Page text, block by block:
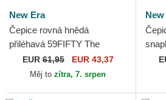
New Era
Čepice rovná hnědá
přiléhavá 59FIFTY The
Elements Fire Pin Miami
Heat NBA New Era
EUR61,95 EUR 43,37
Měj to zítra, 7. srpen